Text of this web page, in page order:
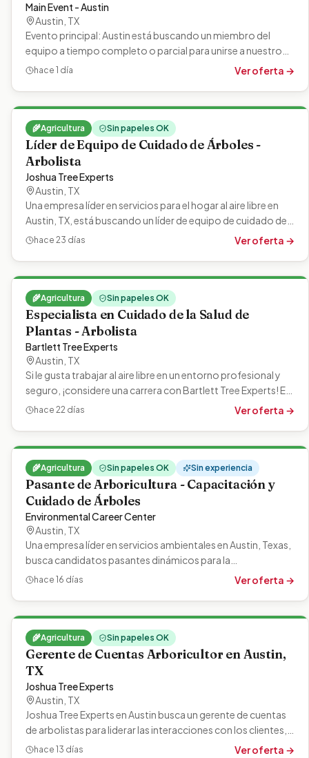
Main Event - Austin
Austin TX
Evento principal: Austin está buscando un miembro del
equipo a tiempo completo o parcial para unirse a nuestro
equipo en Austin, TX. Como…
hace 1 día Ver oferta →
🌾Agricultura Sin papeles OK
Líder de Equipo de Cuidado de Árboles -
Arbolista
Joshua Tree Experts
Austin TX
Una empresa líder en servicios para el hogar al aire libre en
Austin, TX, está buscando un líder de equipo de cuidado de
árboles. Esta…
hace 23 días Ver oferta →
🌾Agricultura Sin papeles OK
Especialista en Cuidado de la Salud de
Plantas - Arbolista
Bartlett Tree Experts
Austin TX
Si le gusta trabajar al aire libre en un entorno profesional y
seguro, ¡considere una carrera con Bartlett Tree Experts! En
Bartlett,…
hace 22 días Ver oferta →
🌾Agricultura Sin papeles OK Sin experiencia
Pasante de Arboricultura - Capacitación y
Cuidado de Árboles
Environmental Career Center
Austin TX
Una empresa líder en servicios ambientales en Austin, Texas,
busca candidatos pasantes dinámicos para la
primavera/verano de 2024 en…
hace 16 días Ver oferta →
🌾Agricultura Sin papeles OK
Gerente de Cuentas Arboricultor en Austin,
TX
Joshua Tree Experts
Austin TX
Joshua Tree Experts en Austin busca un gerente de cuentas
de arbolistas para liderar las interacciones con los clientes,
estimar el trabajo…
hace 13 días Ver oferta →